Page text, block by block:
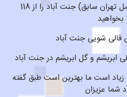
شماره قالیشویی آرکا (اصل تهران سابق) جنت آباد را از 118
بخواهید
قالی شویی جنت آباد
و گل ابریشم در جنت آباد
زیاد است ما بهترین است طبق گفته
شما عزیزان